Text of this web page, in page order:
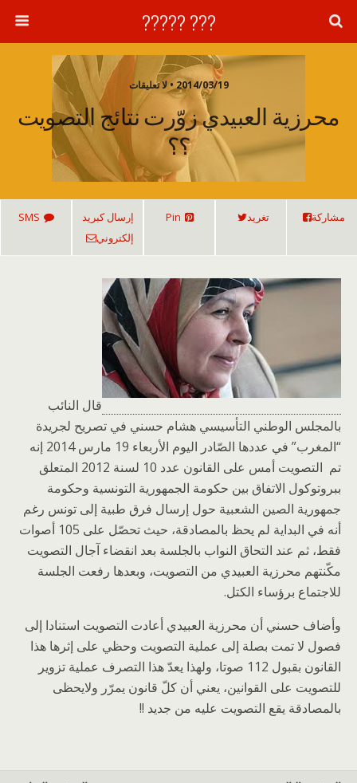
??? ?????
2014/03/19 • لا تعليقات
محرزية العبيدي زوّرت نتائج التصويت
؟؟
مشاركة تغريد Pin
إرسال كبريد
إلكتروني
SMS
قال النائب
بالمجلس الوطني التأسيسي هشام حسني في تصريح لجريدة
“المغرب” في عددها الصّادر اليوم الأربعاء 19 مارس 2014 إنه
تم التصويت أمس على القانون عدد 10 لسنة 2012 المتعلق
ببروتوكول الاتفاق بين حكومة الجمهورية التونسية وحكومة
جمهورية الصين الشعبية حول إرسال فرق طبية إلى تونس رغم
أنه في البداية لم يحظ بالمصادقة، حيث تحصّل على 105 أصوات
فقط، ثم عند التحاق النواب بالجلسة بعد انقضاء آجال التصويت
مكّنتهم محرزية العبيدي من التصويت، وبعدها رفعت الجلسة
للاجتماع برؤساء الكتل.
وأضاف حسني أن محرزية العبيدي أعادت التصويت استنادا إلى
فصول لا تمت بصلة إلى عملية التصويت وحظي على إثرها هذا
القانون بقبول 112 صوتا، ولهذا يعدّ هذا التصرف عملية تزوير
للتصويت على القوانين، يعني أن كلّ قانون يمرّر ولايحظى
بالمصادقة يقع التصويت عليه من جديد !!